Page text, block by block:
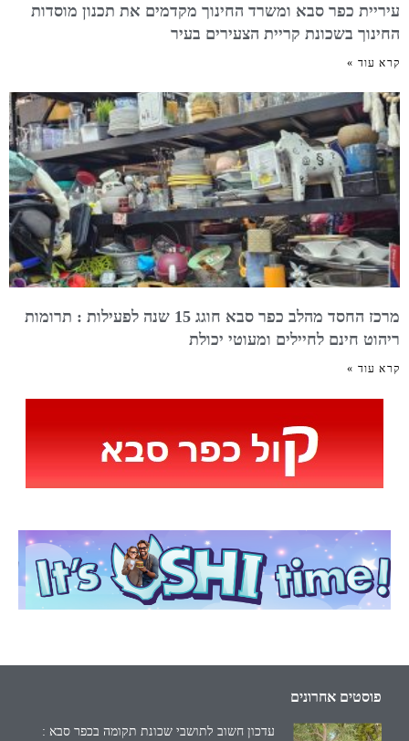
עיריית כפר סבא ומשרד החינוך מקדמים את תכנון מוסדות
החינוך בשכונת קריית הצעירים בעיר
קרא עוד »
מרכז החסד מהלב כפר סבא חוגג 15 שנה לפעילות : תרומות
ריהוט חינם לחיילים ומעוטי יכולת
קרא עוד »
פוסטים אחרונים
עדכון חשוב לתושבי שכונת תקומה בכפר סבא :